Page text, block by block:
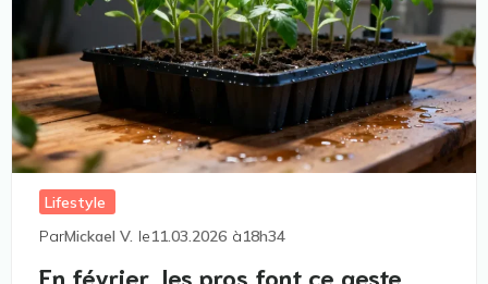
Lifestyle
ParMickael V. le11.03.2026 à18h34
En février, les pros font ce geste